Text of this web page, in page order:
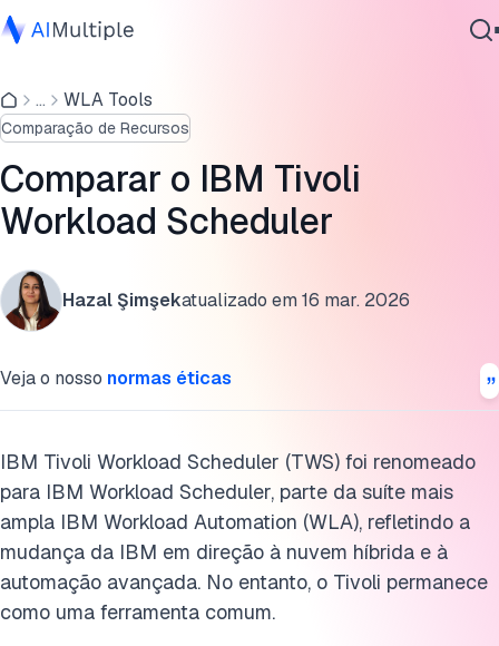
IA Agêntica
Segurança cibernética
Dados
Software Empresarial
Serviços
... WLA Tools
Comparação de Recursos
Comparar o IBM Tivoli
Workload Scheduler
Hazal Şimşekatualizado em16 mar. 2026
Veja o nosso normas éticas
IBM Tivoli Workload Scheduler (TWS) foi renomeado
para IBM Workload Scheduler, parte da suíte mais
ampla IBM Workload Automation (WLA), refletindo a
mudança da IBM em direção à nuvem híbrida e à
automação avançada. No entanto, o Tivoli permanece
como uma ferramenta comum.
Recursos
Leitura adicional